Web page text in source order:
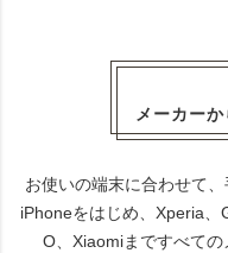
メーカー
お使いの端末に合わせて
iPhoneをはじめ、Xperia
O、Xiaomiまですべての